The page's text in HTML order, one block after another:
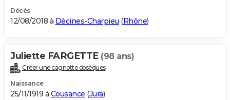
Décès
12/08/2018 à Décines-Charpieu (Rhône)
Juliette FARGETTE (98 ans)
Créer une cagnotte obsèques
Naissance
25/11/1919 à Cousance (Jura)